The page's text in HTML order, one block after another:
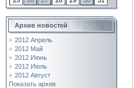
Архив новостей
2012 Апрель
2012 Май
2012 Июнь
2012 Июль
2012 Август
Показать архив